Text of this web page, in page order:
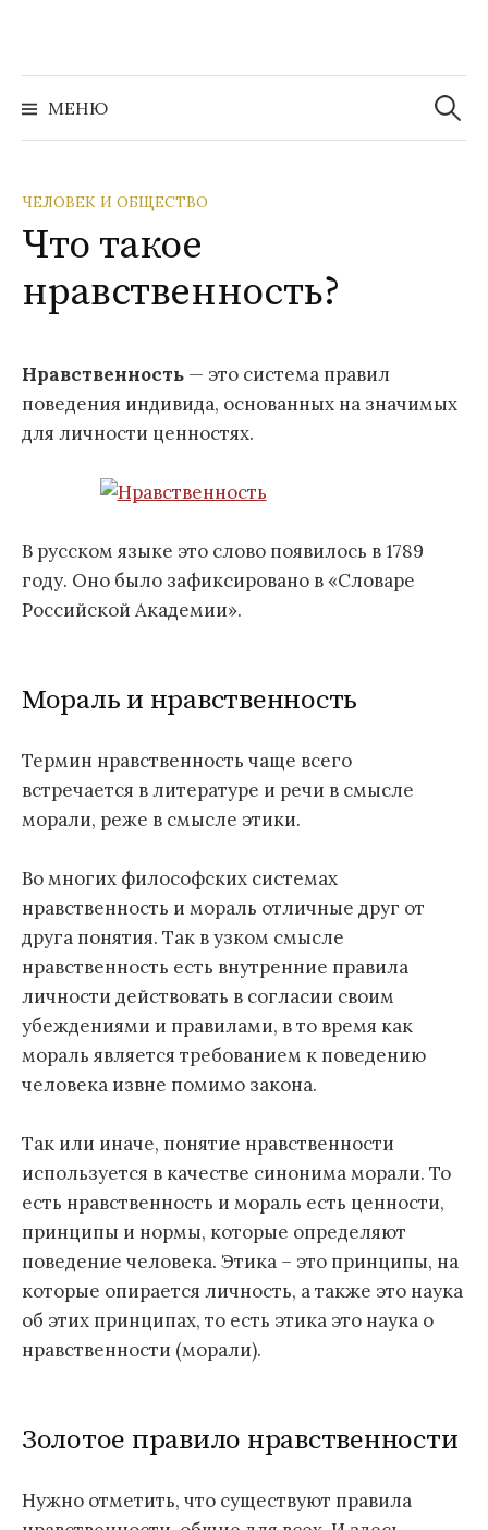
содержимому
МЕНЮ
Найти:
ЧЕЛОВЕК И ОБЩЕСТВО
Что такое
нравственность?
Нравственность — это система правил
поведения индивида, основанных на значимых
для личности ценностях.
В русском языке это слово появилось в 1789
году. Оно было зафиксировано в «Словаре
Российской Академии».
Мораль и нравственность
Термин нравственность чаще всего
встречается в литературе и речи в смысле
морали, реже в смысле этики.
Во многих философских системах
нравственность и мораль отличные друг от
друга понятия. Так в узком смысле
нравственность есть внутренние правила
личности действовать в согласии своим
убеждениями и правилами, в то время как
мораль является требованием к поведению
человека извне помимо закона.
Так или иначе, понятие нравственности
используется в качестве синонима морали. То
есть нравственность и мораль есть ценности,
принципы и нормы, которые определяют
поведение человека. Этика – это принципы, на
которые опирается личность, а также это наука
об этих принципах, то есть этика это наука о
нравственности (морали).
Золотое правило нравственности
Нужно отметить, что существуют правила